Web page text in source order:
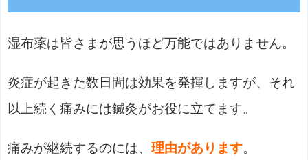
湿布薬は皆さまが思うほど万能ではありません。
炎症が起きた数日間は効果を発揮しますが、それ
以上続く痛みには鍼灸がお役に立てます。
痛みが継続するのには、 理由があります。